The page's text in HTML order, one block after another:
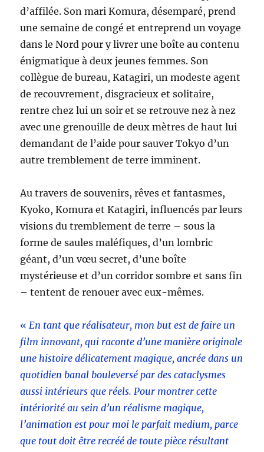
d’affilée. Son mari Komura, désemparé, prend
une semaine de congé et entreprend un voyage
dans le Nord pour y livrer une boîte au contenu
énigmatique à deux jeunes femmes. Son
collègue de bureau, Katagiri, un modeste agent
de recouvrement, disgracieux et solitaire,
rentre chez lui un soir et se retrouve nez à nez
avec une grenouille de deux mètres de haut lui
demandant de l’aide pour sauver Tokyo d’un
autre tremblement de terre imminent.
Au travers de souvenirs, rêves et fantasmes,
Kyoko, Komura et Katagiri, influencés par leurs
visions du tremblement de terre – sous la
forme de saules maléfiques, d’un lombric
géant, d’un vœu secret, d’une boîte
mystérieuse et d’un corridor sombre et sans fin
– tentent de renouer avec eux-mêmes.
«En tant que réalisateur, mon but est de faire un
film innovant, qui raconte d’une manière originale
une histoire délicatement magique, ancrée dans un
quotidien banal bouleversé par des cataclysmes
aussi intérieurs que réels. Pour montrer cette
intériorité au sein d’un réalisme magique,
l’animation est pour moi le parfait medium, parce
que tout doit être recréé de toute pièce résultant